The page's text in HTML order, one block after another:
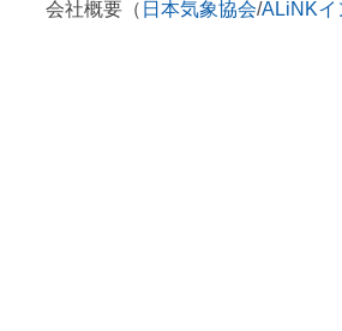
会社概要（ 日本気象協会/ALiNKイ